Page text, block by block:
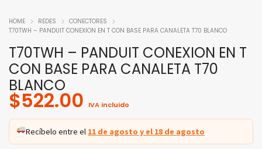
HOME REDES
CONECTORES
T70TWH – PANDUIT CONEXION EN T CON BASE PARA CANALETA T70 BLANCO
T70TWH – PANDUIT CONEXION EN T
CON BASE PARA CANALETA T70
BLANCO
$522.00 IVA incluido
Recíbelo entre el 11 de agosto y el 18 de agosto